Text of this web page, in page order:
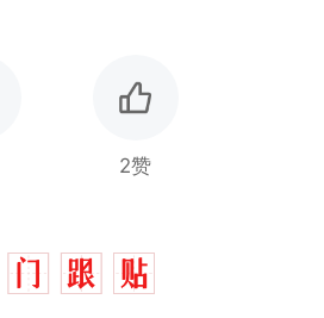
2赞
十多万人报名的考试，成绩